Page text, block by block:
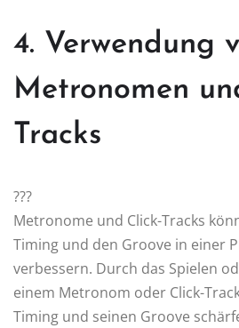
4. Verwendung
Metronomen
Tracks
?️??
Metronome und Click-Tracks
Timing und den Groove in einer
verbessern. Durch das Spielen
einem Metronom oder Click-
Timing und seinen Groove